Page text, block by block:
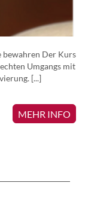
bewahren Der Kurs
Umgangs mit
[...]
MEHR INFO